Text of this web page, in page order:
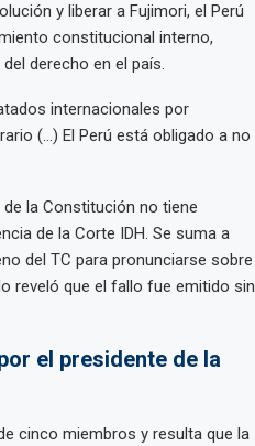
y liberar a Fujimori, el Perú
constitucional interno,
derecho en el país.
internacionales por
(…) El Perú está obligado a no
la Constitución no tiene
de la Corte IDH. Se suma a
del TC para pronunciarse sobre
reveló que el fallo fue emitido sin
el presidente de la
cinco miembros y resulta que la